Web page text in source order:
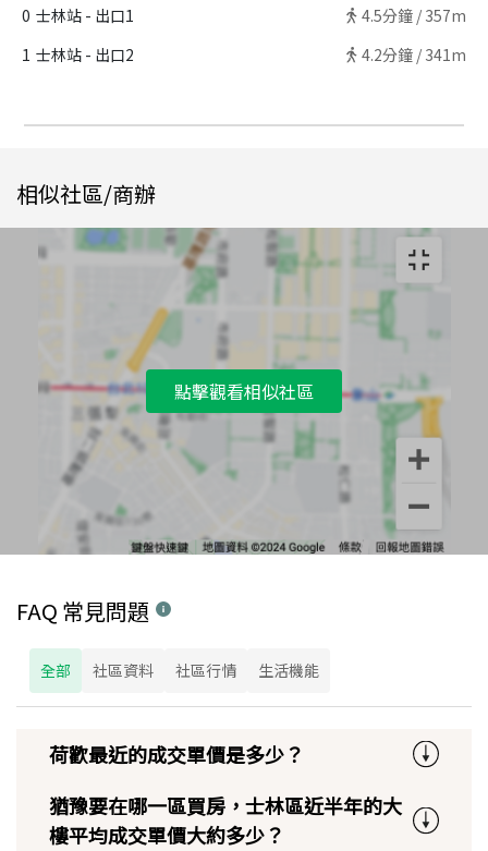
0 士林站 - 出口1 4.5分鐘 / 357m
1 士林站 - 出口2 4.2分鐘 / 341m
相似社區/商辦
點擊觀看相似社區
FAQ 常見問題
全部 社區資料 社區行情 生活機能
荷歡最近的成交單價是多少？
猶豫要在哪一區買房，士林區近半年的大
樓平均成交單價大約多少？